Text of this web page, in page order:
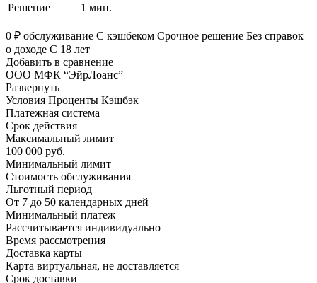
Решение
1 мин.
0 ₽ обслуживание С кэшбеком Срочное решение Без справок
о доходе С 18 лет
Добавить в сравнение
ООО МФК “ЭйрЛоанс”
Развернуть
Условия Проценты Кэшбэк
Платежная система
Срок действия
Максимальный лимит
100 000 руб.
Минимальный лимит
Стоимость обслуживания
Льготный период
От 7 до 50 календарных дней
Минимальный платеж
Раccчитывается индивидуально
Время рассмотрения
Доставка карты
Карта виртуальная, не доставляется
Срок доставки